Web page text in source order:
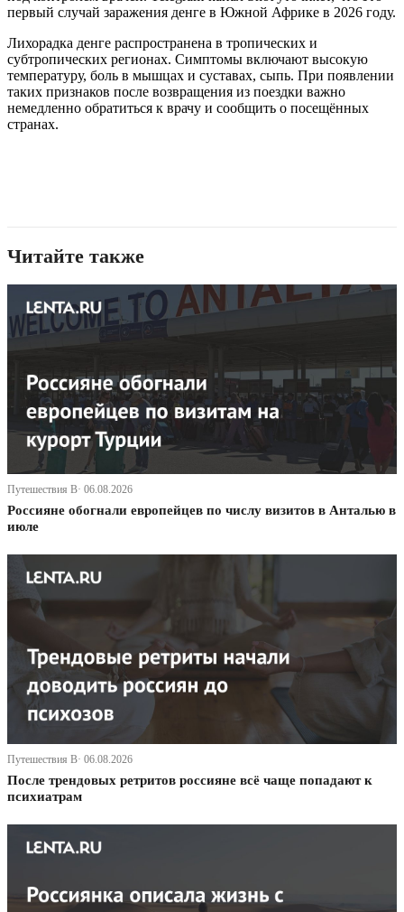
первый случай заражения денге в Южной Африке в 2026 году.
Лихорадка денге распространена в тропических и
субтропических регионах. Симптомы включают высокую
температуру, боль в мышцах и суставах, сыпь. При появлении
таких признаков после возвращения из поездки важно
немедленно обратиться к врачу и сообщить о посещённых
странах.
Читайте также
Путешествия В· 06.08.2026
Россияне обогнали европейцев по числу визитов в Анталью в
июле
Путешествия В· 06.08.2026
После трендовых ретритов россияне всё чаще попадают к
психиатрам